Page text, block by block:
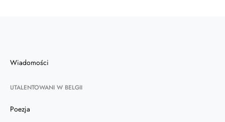
Wiadomości
UTALENTOWANI W BELGII
Poezja